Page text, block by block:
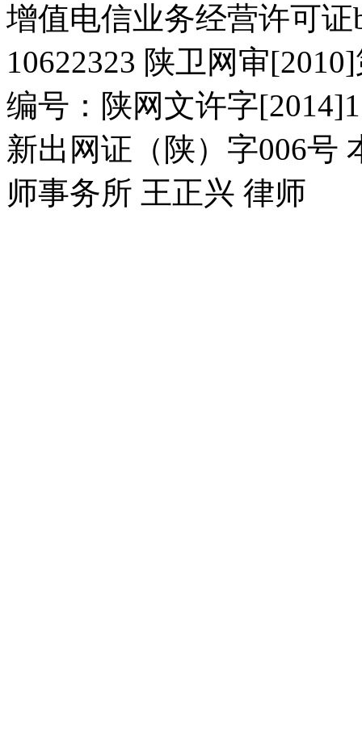
增值电信业务经营许可证
10622323 陕卫网审
编号：陕网文许字
新出网证（陕）字006号
师事务所 王正兴 律师